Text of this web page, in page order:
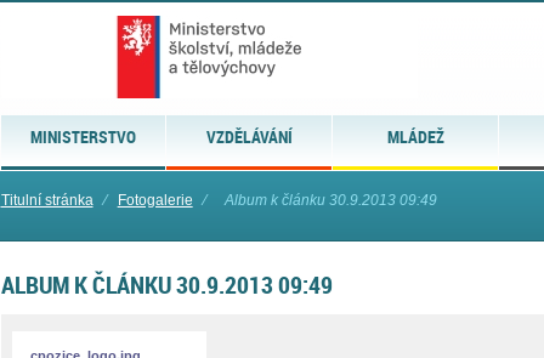
MINISTERSTVO VZDĚLÁVÁNÍ MLÁDEŽ
Titulní stránka ⁄ Fotogalerie ⁄ Album k článku 30.9.2013 09:49
ALBUM K ČLÁNKU 30.9.2013 09:49